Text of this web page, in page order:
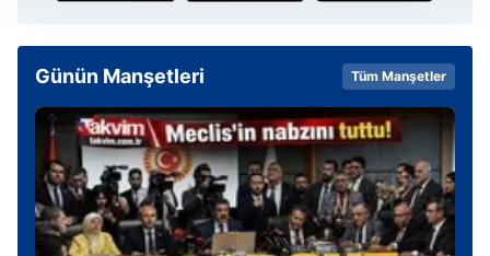
Her halükârda, kullanıcılar, bu çerezlere izin vermedikleri
Sizlere daha iyi bir hizmet sunabilmek için İnternet
Sitemizde kendimize ve üçüncü kişilere ait çerezler
kullanılmaktadır. Bu çerezler vasıtasıyla çeşitli kişisel
verileriniz işlenmekte olup gerekli olan çerezler bilgi
toplumu hizmetlerinin sunulması amacıyla
kullanılmaktadır. Diğer çerezler, sitemizin daha işlevsel
Günün Manşetleri Tüm Manşetler